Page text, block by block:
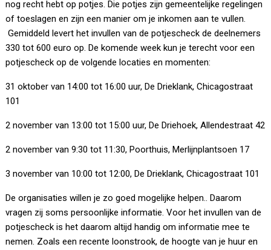
nog recht hebt op potjes. Die potjes zijn gemeentelijke regelingen
of toeslagen en zijn een manier om je inkomen aan te vullen.
Gemiddeld levert het invullen van de potjescheck de deelnemers
330 tot 600 euro op. De komende week kun je terecht voor een
potjescheck op de volgende locaties en momenten:
31 oktober van 14:00 tot 16:00 uur, De Drieklank, Chicagostraat
101
2 november van 13:00 tot 15:00 uur, De Driehoek, Allendestraat 42
2 november van 9:30 tot 11:30, Poorthuis, Merlijnplantsoen 17
3 november van 10:00 tot 12:00, De Drieklank, Chicagostraat 101
De organisaties willen je zo goed mogelijke helpen.. Daarom
vragen zij soms persoonlijke informatie. Voor het invullen van de
potjescheck is het daarom altijd handig om informatie mee te
nemen. Zoals een recente loonstrook, de hoogte van je huur en